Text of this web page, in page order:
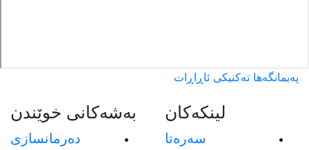
پەیمانگەها تەکنیکی ئاڕاڕات
لینکەکان
سەرەتا
بەشەکانی خوێندن
دەرمانسازی